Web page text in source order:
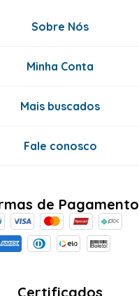
Sobre Nós
Minha Conta
Mais buscados
Fale conosco
de Pagamento
Certificados